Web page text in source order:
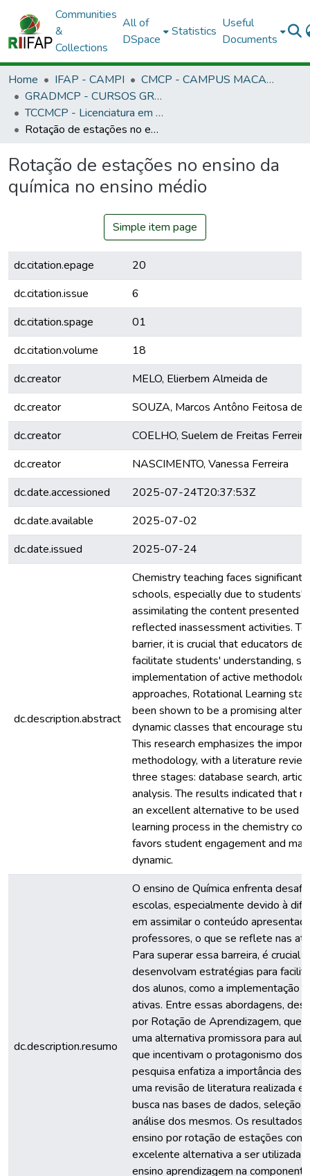
Communities
&
Collections
All of
DSpace
Statistics
Useful
Documents
Home IFAP - CAMPI
CMCP - CAMPUS MACAPÁ
GRADMCP - CURSOS GRADUAÇÃO - CAMPUS MACAPÁ
TCCMCP - Licenciatura em Química
Rotação de estações no ensino da química no ensino médio
Rotação de estações no ensino da
química no ensino médio
Simple item page
dc.citation.epage
20
dc.citation.issue
6
dc.citation.spage
01
dc.citation.volume
18
dc.creator
MELO, Elierbem Almeida de
dc.creator
SOUZA, Marcos Antôno Feitosa de
dc.creator
COELHO, Suelem de Freitas Ferreira
dc.creator
NASCIMENTO, Vanessa Ferreira
dc.date.accessioned
2025-07-24T20:37:53Z
dc.date.available
2025-07-02
dc.date.issued
2025-07-24
dc.description.abstract
Chemistry teaching faces significant
schools, especially due to students'
assimilating the content presented
reflected inassessment activities.
barrier, it is crucial that educators
facilitate students' understanding,
implementation of active
approaches, Rotational Learning
been shown to be a promising
dynamic classes that encourage
This research emphasizes the
methodology, with a literature
three stages: database search,
analysis. The results indicated that
an excellent alternative to be used
learning process in the chemistry
favors student engagement and
dynamic.
dc.description.resumo
O ensino de Química enfrenta
escolas, especialmente devido à
em assimilar o conteúdo
professores, o que se reflete nas
Para superar essa barreira, é crucial
desenvolvam estratégias para
dos alunos, como a implementação
ativas. Entre essas abordagens,
por Rotação de Aprendizagem, que
uma alternativa promissora para
que incentivam o protagonismo dos
pesquisa enfatiza a importância
uma revisão de literatura realizada
busca nas bases de dados, seleção
análise dos mesmos. Os resultados
ensino por rotação de estações
excelente alternativa a ser utilizada
ensino aprendizagem na